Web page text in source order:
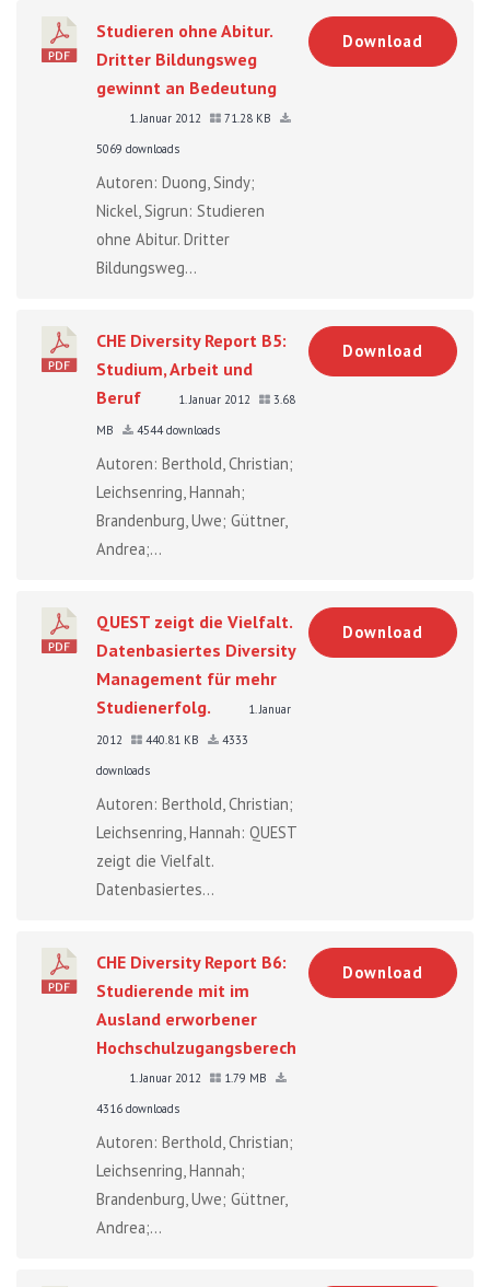
Studieren ohne Abitur.
Dritter Bildungsweg
gewinnt an Bedeutung
1. Januar 2012
71.28 KB
5069 downloads
Autoren: Duong, Sindy;
Nickel, Sigrun: Studieren
ohne Abitur. Dritter
Bildungsweg...
Download
CHE Diversity Report B5:
Studium, Arbeit und
Beruf
1. Januar 2012
3.68
MB
4544 downloads
Autoren: Berthold, Christian;
Leichsenring, Hannah;
Brandenburg, Uwe; Güttner,
Andrea;...
Download
QUEST zeigt die Vielfalt.
Datenbasiertes Diversity
Management für mehr
Studienerfolg.
1. Januar
2012
440.81 KB
4333
downloads
Autoren: Berthold, Christian;
Leichsenring, Hannah: QUEST
zeigt die Vielfalt.
Datenbasiertes...
Download
CHE Diversity Report B6:
Studierende mit im
Ausland erworbener
Hochschulzugangsberechtigung
1. Januar 2012
1.79 MB
4316 downloads
Autoren: Berthold, Christian;
Leichsenring, Hannah;
Brandenburg, Uwe; Güttner,
Andrea;...
Download